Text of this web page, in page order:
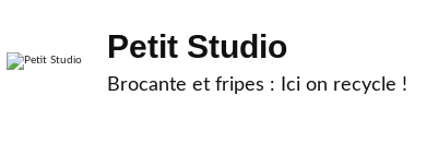
Petit Studio
Brocante et fripes : Ici on recycle !